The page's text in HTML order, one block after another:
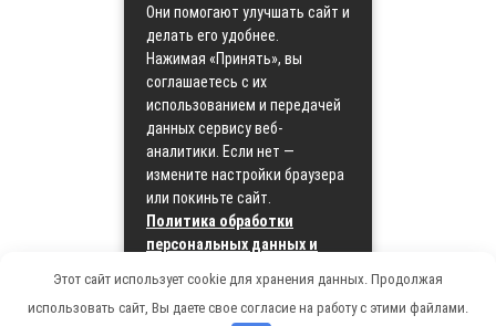
Они помогают улучшать сайт и
делать его удобнее.
Нажимая «Принять», вы
соглашаетесь с их
использованием и передачей
данных сервису веб-
аналитики. Если нет —
измените настройки браузера
или покиньте сайт.
Политика обработки
персональных данных и
Принять
Этот сайт использует cookie для хранения данных. Продолжая
использовать сайт, Вы даете свое согласие на работу с этими файлами.